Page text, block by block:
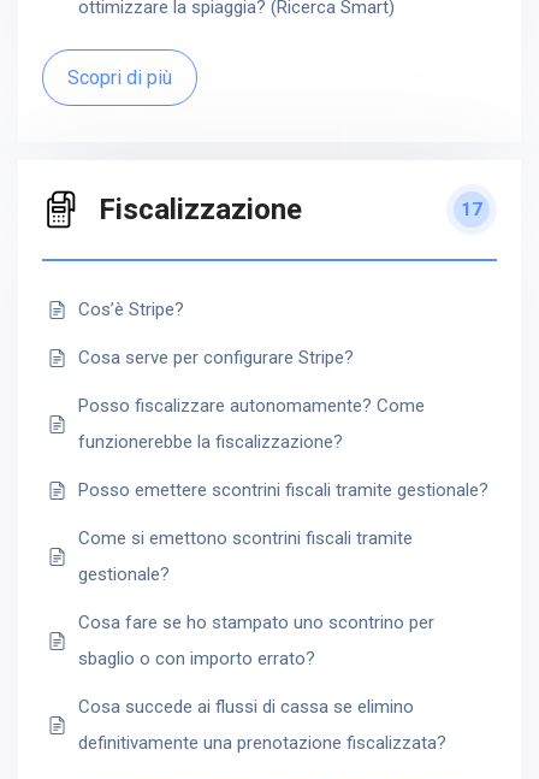
ottimizzare la spiaggia? (Ricerca Smart)
Scopri di più
Fiscalizzazione 17
Cos’è Stripe?
Cosa serve per configurare Stripe?
Posso fiscalizzare autonomamente? Come
funzionerebbe la fiscalizzazione?
Posso emettere scontrini fiscali tramite gestionale?
Come si emettono scontrini fiscali tramite
gestionale?
Cosa fare se ho stampato uno scontrino per
sbaglio o con importo errato?
Cosa succede ai flussi di cassa se elimino
definitivamente una prenotazione fiscalizzata?